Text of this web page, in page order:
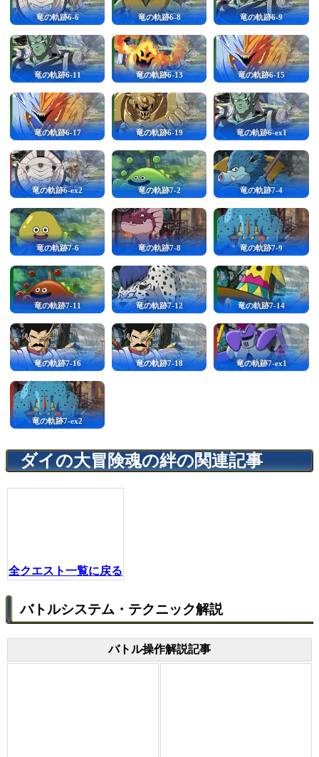
竜の軌跡6-6 竜の軌跡6-8 竜の軌跡6-9
竜の軌跡6-11 竜の軌跡6-13 竜の軌跡6-15
竜の軌跡6-17 竜の軌跡6-19 竜の軌跡6-ex1
竜の軌跡6-ex2 竜の軌跡7-2 竜の軌跡7-4
竜の軌跡7-6 竜の軌跡7-8 竜の軌跡7-9
竜の軌跡7-11 竜の軌跡7-12 竜の軌跡7-14
竜の軌跡7-16 竜の軌跡7-18 竜の軌跡7-ex1
竜の軌跡7-ex2
ダイの大冒険魂の絆の関連記事
全クエスト一覧に戻る
バトルシステム・テクニック解説
バトル操作解説記事